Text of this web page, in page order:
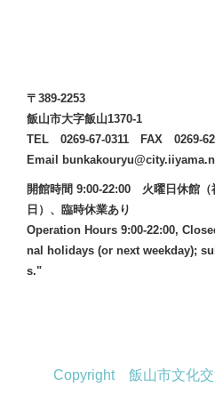
〒389-2253
飯山市大字飯山1370-1
TEL 0269-67-0311 FAX 0269-
Email
開館時間 9:00-22:00 火曜日休館（
日）、臨時休業あり
Operation Hours 9:00-22:00,
nal holidays (or next weekday);
s."
Copyright 飯山市文化